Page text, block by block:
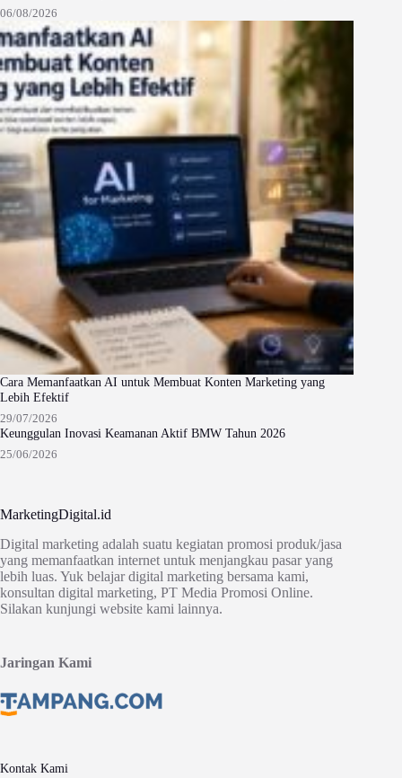
06/08/2026
Cara Memanfaatkan AI untuk Membuat Konten Marketing yang
Lebih Efektif
29/07/2026
Keunggulan Inovasi Keamanan Aktif BMW Tahun 2026
25/06/2026
MarketingDigital.id
Digital marketing adalah suatu kegiatan promosi produk/jasa
yang memanfaatkan internet untuk menjangkau pasar yang
lebih luas. Yuk belajar digital marketing bersama kami,
konsultan digital marketing, PT Media Promosi Online.
Silakan kunjungi website kami lainnya.
Jaringan Kami
Kontak Kami